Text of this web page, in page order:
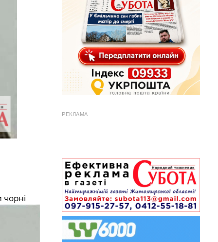
чорні
РЕКЛАМА